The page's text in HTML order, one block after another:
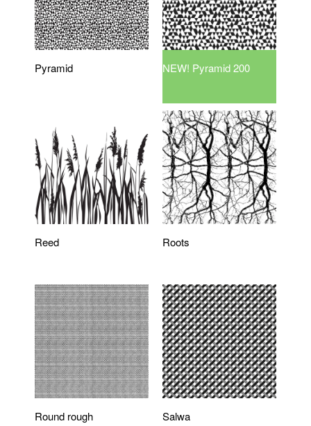
Pyramid NEW! Pyramid 200
Reed Roots
Round rough Salwa